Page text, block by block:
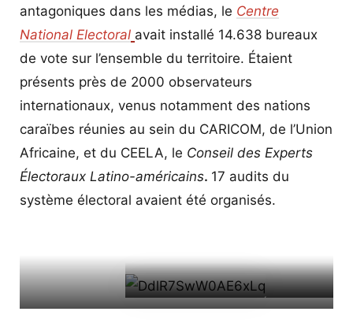
antagoniques dans les médias, le Centre
National Electoral avait installé 14.638 bureaux
de vote sur l’ensemble du territoire. Étaient
présents près de 2000 observateurs
internationaux, venus notamment des nations
caraïbes réunies au sein du CARICOM, de l’Union
Africaine, et du CEELA, le Conseil des Experts
Électoraux Latino-américains. 17 audits du
système électoral avaient été organisés.
Le Conseil des Experts Électoraux